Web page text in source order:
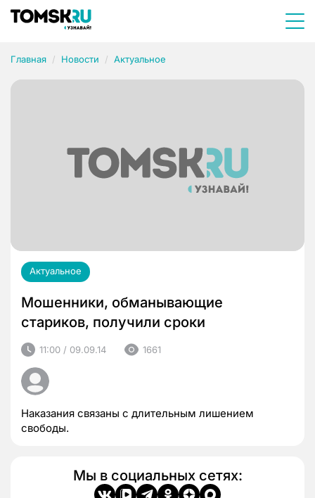
Главная Новости Актуальное
Актуальное
Мошенники, обманывающие
стариков, получили сроки
11:00 / 09.09.14 1661
Наказания связаны с длительным лишением
свободы.
Мы в социальных сетях: